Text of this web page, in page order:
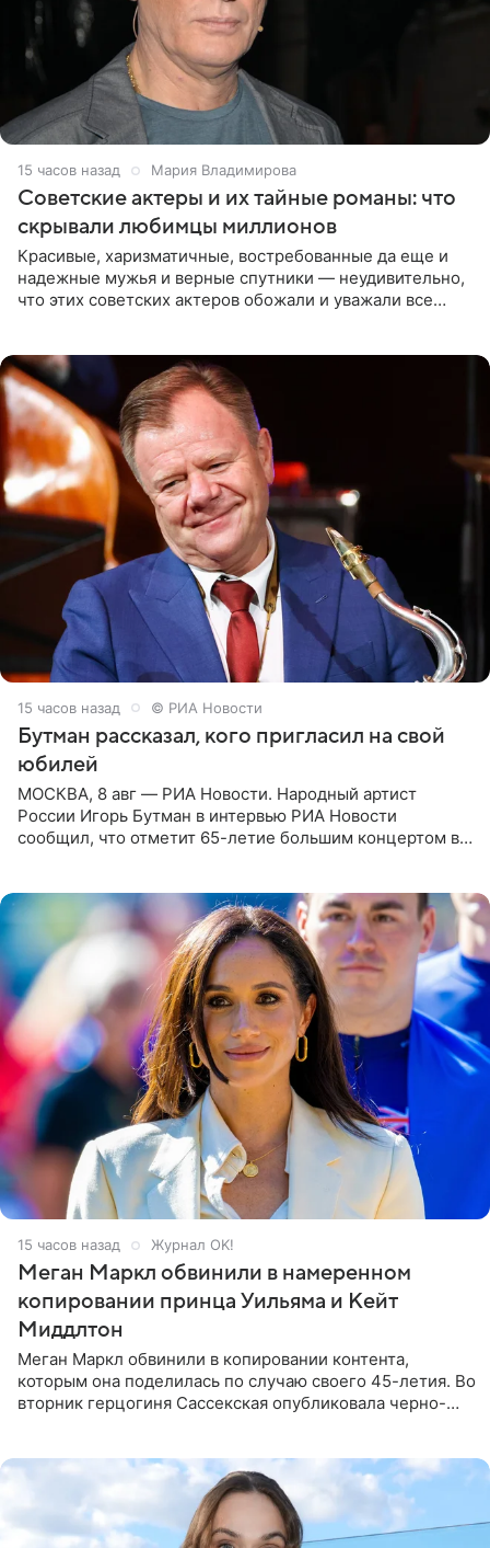
15 часов назад Мария Владимирова
Советские актеры и их тайные романы: что
скрывали любимцы миллионов
Красивые, харизматичные, востребованные да еще и
надежные мужья и верные спутники — неудивительно,
что этих советских актеров обожали и уважали все
15 часов назад © РИА Новости
Бутман рассказал, кого пригласил на свой
юбилей
МОСКВА, 8 авг — РИА Новости. Народный артист
России Игорь Бутман в интервью РИА Новости
сообщил, что отметит 65-летие большим концертом в
15 часов назад Журнал OK!
Меган Маркл обвинили в намеренном
копировании принца Уильяма и Кейт
Миддлтон
Меган Маркл обвинили в копировании контента,
которым она поделилась по случаю своего 45-летия. Во
вторник герцогиня Сассекская опубликовала черно-